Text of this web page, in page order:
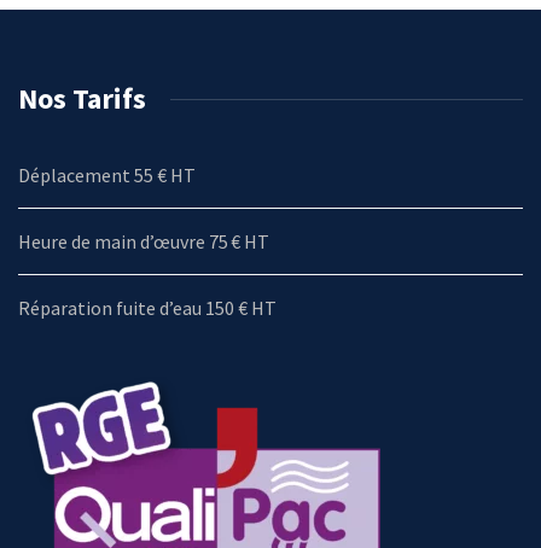
Nos Tarifs
Déplacement 55 € HT
Heure de main d’œuvre 75 € HT
Réparation fuite d’eau 150 € HT